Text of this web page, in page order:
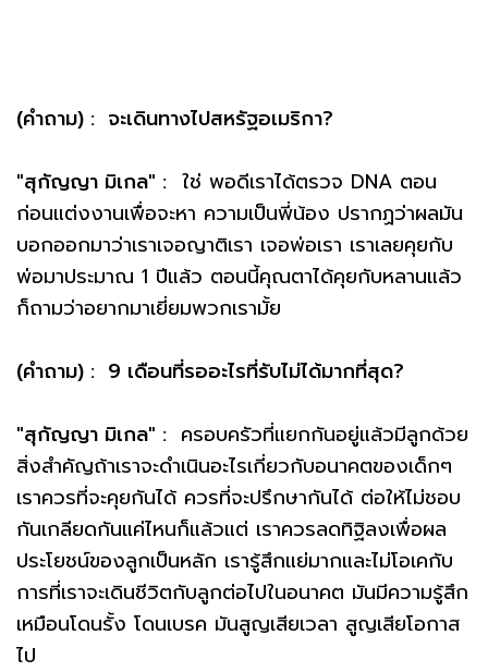
(คำถาม) : จะเดินทางไปสหรัฐอเมริกา?
"สุกัญญา มิเกล" : ใช่ พอดีเราได้ตรวจ DNA ตอน
ก่อนแต่งงานเพื่อจะหา ความเป็นพี่น้อง ปรากฏว่าผลมัน
บอกออกมาว่าเราเจอญาติเรา เจอพ่อเรา เราเลยคุยกับ
พ่อมาประมาณ 1 ปีแล้ว ตอนนี้คุณตาได้คุยกับหลานแล้ว
ก็ถามว่าอยากมาเยี่ยมพวกเรามั้ย
(คำถาม) : 9 เดือนที่รออะไรที่รับไม่ได้มากที่สุด?
"สุกัญญา มิเกล" : ครอบครัวที่แยกกันอยู่แล้วมีลูกด้วย
สิ่งสำคัญถ้าเราจะดำเนินอะไรเกี่ยวกับอนาคตของเด็กๆ
เราควรที่จะคุยกันได้ ควรที่จะปรึกษากันได้ ต่อให้ไม่ชอบ
กันเกลียดกันแค่ไหนก็แล้วแต่ เราควรลดทิฐิลงเพื่อผล
ประโยชน์ของลูกเป็นหลัก เรารู้สึกแย่มากและไม่โอเคกับ
การที่เราจะเดินชีวิตกับลูกต่อไปในอนาคต มันมีความรู้สึก
เหมือนโดนรั้ง โดนเบรค มันสูญเสียเวลา สูญเสียโอกาส
ไป